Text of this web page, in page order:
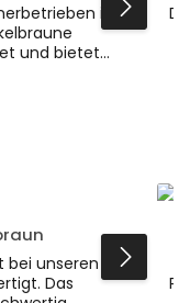
in
und bietet
Etuis
bei unseren
Das